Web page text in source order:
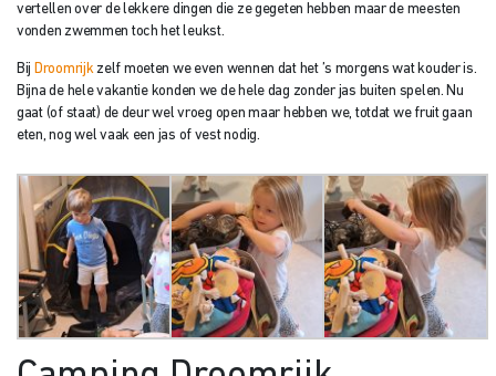
vertellen over de lekkere dingen die ze gegeten hebben maar de meesten
vonden zwemmen toch het leukst.
Bij Droomrijkzelf moeten we even wennen dat het ’s morgens wat kouder is.
Bijna de hele vakantie konden we de hele dag zonder jas buiten spelen. Nu
gaat (of staat) de deur wel vroeg open maar hebben we, totdat we fruit gaan
eten, nog wel vaak een jas of vest nodig.